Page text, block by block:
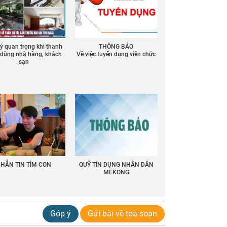
quan trọng khi thanh
nhà hàng, khách
sạn
THÔNG BÁO
Về việc tuyển dụng viên chức
TIN TÌM CON
QUỸ TÍN DỤNG NHÂN DÂN
MEKONG
Góp ý Gửi bài về toà soạn